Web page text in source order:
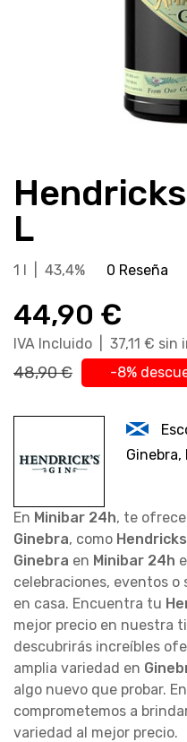
comienzo
de
de
Hendricks Amazonia 1
L
1 l | 43,4% 0 Reseña
44,90 €
IVA Incluido | 37,11 € sin
48,90 € -8%
Ginebra,
En Minibar 24h, te
Ginebra, como
Ginebra en Minibar 24h
celebraciones, eventos
en casa. Encuentra tu
mejor precio en nuestra
descubrirás increíbles
amplia variedad en
algo nuevo que probar. En
comprometemos a
variedad al mejor precio.